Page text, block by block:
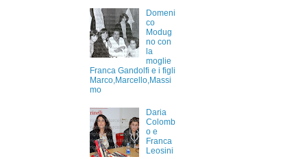
Domeni
co
Modug
no con
la
moglie
Franca Gandolfi e i figli
Marco,Marcello,Massi
mo
Daria
Colomb
o e
Franca
Leosini